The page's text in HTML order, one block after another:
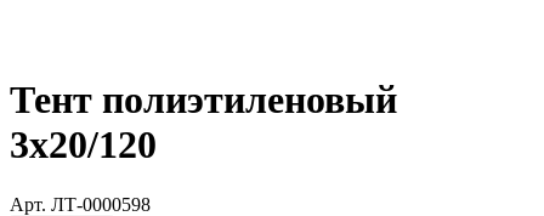
Тент полиэтиленовый
3х20/120
Арт. ЛТ-0000598